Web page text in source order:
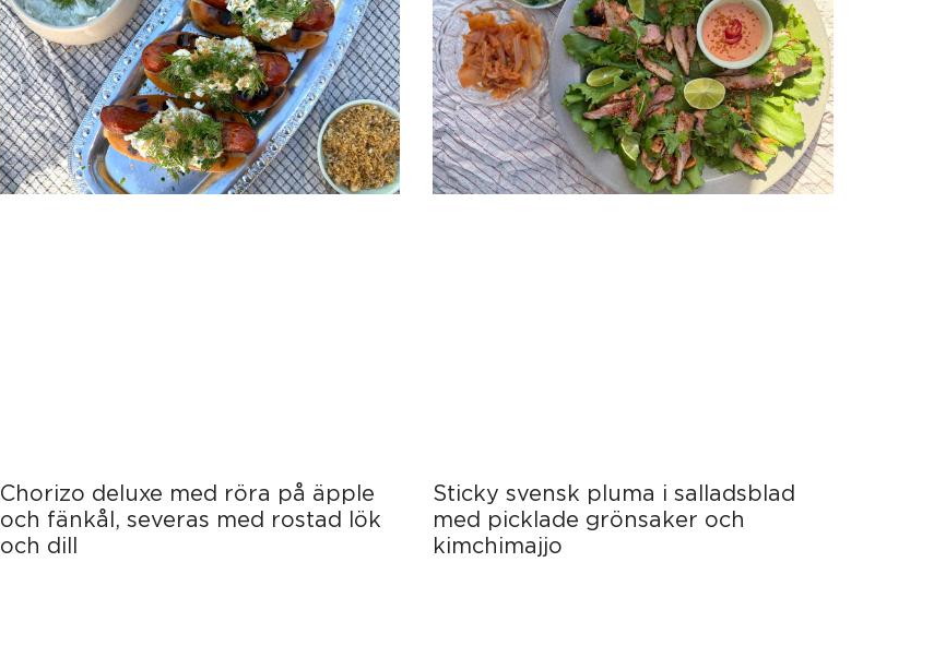
Chorizo deluxe med röra på äpple
och fänkål, severas med rostad lök
och dill
Sticky svensk pluma i salladsblad
med picklade grönsaker och
kimchimajjo